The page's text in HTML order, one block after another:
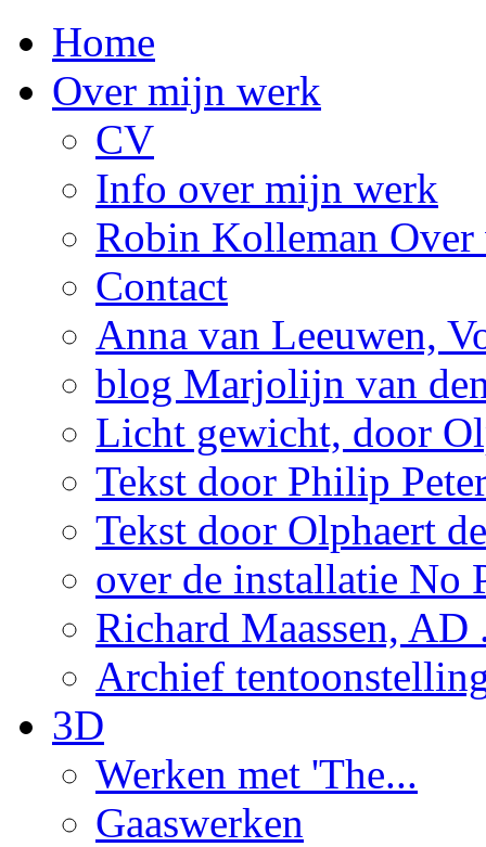
Home
Over mijn werk
CV
Info over mijn werk
Robin Kolleman
Contact
Anna van Leeuwen,
blog Marjolijn van
Licht gewicht, door
Tekst door Philip
Tekst door Olphaert
over de installatie No
Richard Maassen, AD
Archief
3D
Werken met 'The...
Gaaswerken